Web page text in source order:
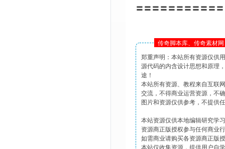
〓〓〓〓〓〓〓〓〓〓
传奇脚本库、传奇素材
郑重声明：本站所有资源仅供
源代码的内含设计思想和原理
途！
本站所有资源、教程来自互联
交流，不得商业运营资源，不
图片和资源仅供参考，不提供
本站资源仅供本地编辑研究学
资源商正版授权参与任何商业
如需商业请购买各资源商正版
本站仅收集资源，提供用户自